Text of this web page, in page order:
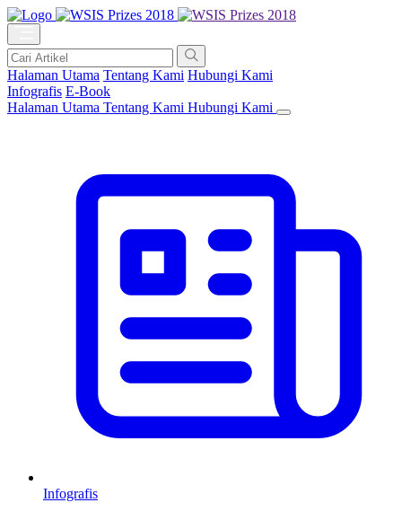
Halaman Utama Tentang Kami Hubungi Kami
Infografis E-Book
Halaman Utama Tentang Kami Hubungi Kami
Infografis